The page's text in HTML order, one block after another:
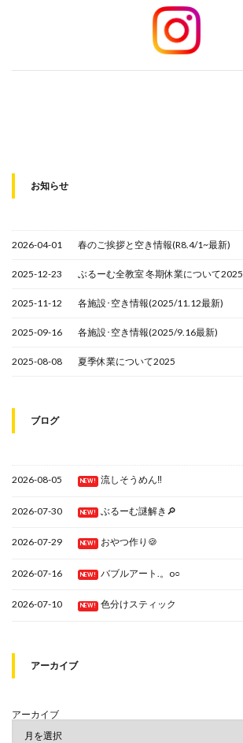
お知らせ
2026-04-01 春のご挨拶と空き情報(R8.4/1~最新)
2025-12-23 ぶるーむ全教室 冬期休業について2025
2025-11-12 各施設･空き情報(2025/11.12最新)
2025-09-16 各施設･空き情報(2025/9.16最新)
2025-08-08 夏季休業について2025
ブログ
2026-08-05 NEW! 流しそうめん‼
2026-07-30 NEW! ぶるーむ謎解き🔎
2026-07-29 NEW! おやつ作り🍪
2026-07-16 NEW! バブルアート.。o○
2026-07-10 NEW! 色分けスティック
アーカイブ
アーカイブ